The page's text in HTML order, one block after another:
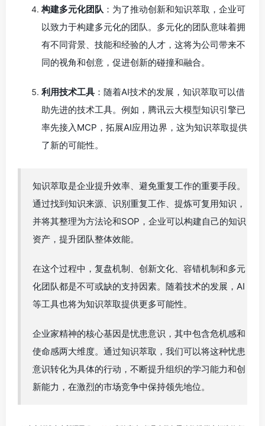
构建多元化团队 ：为了推动创新和知识萃取，企业可
以致力于构建多元化的团队。多元化的团队意味着拥
有不同背景、技能和经验的人才，这将为公司带来不
同的视角和创意，促进创新的碰撞和融合。
利用技术工具 ：随着AI技术的发展，知识萃取可以借
助先进的技术工具。例如，腾讯云大模型知识引擎已
率先接入MCP，拓展AI应用边界，这为知识萃取提供
了新的可能性。
知识萃取是企业提升效率、避免重复工作的重要手段。
通过找到知识来源、识别重复工作、提炼可复用知识，
并将其整理为方法论和SOP，企业可以构建自己的知识
资产，提升团队整体效能。
在这个过程中，复盘机制、创新文化、容错机制和多元
化团队都是不可或缺的支持因素。随着技术的发展，AI
等工具也将为知识萃取提供更多可能性。
企业家精神的核心基因是忧患意识，其中包含危机感和
使命感两大维度。通过知识萃取，我们可以将这种忧患
意识转化为具体的行动，不断提升组织的学习能力和创
新能力，在激烈的市场竞争中保持领先地位。